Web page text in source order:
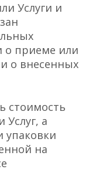
Услуги и
о приеме или
и о внесенных
стоимость
а
упаковки
на